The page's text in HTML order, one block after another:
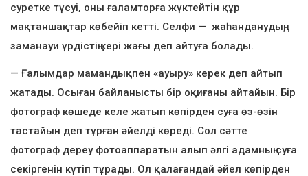
суретке түсуі, оны ғаламторға жүктейтін құр
мақтаншақтар көбейіп кетті. Селфи — жаһанданудың,
заманауи үрдістің кері жағы деп айтуға болады.
— Ғалымдар мамандықпен «ауыру» керек деп айтып
жатады. Осыған байланысты бір оқиғаны айтайын. Бір
фотограф көшеде келе жатып көпірден суға өз-өзін
тастайын деп тұрған әйелді көреді. Сол сәтте
фотограф дереу фотоаппаратын алып әлгі адамның суға
секіргенін күтіп тұрады. Ол қалағандай әйел көпірден